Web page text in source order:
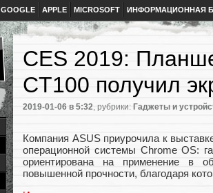
GOOGLE APPLE MICROSOFT ИНФОРМАЦИОННАЯ
CES 2019:
CT100 получил
2019-01-06 в 5:32, рубрики: Гаджеты и
Компания ASUS приурочила к
операционной системы Chrome OS:
ориентирована на применение в
повышенной прочности, благодаря